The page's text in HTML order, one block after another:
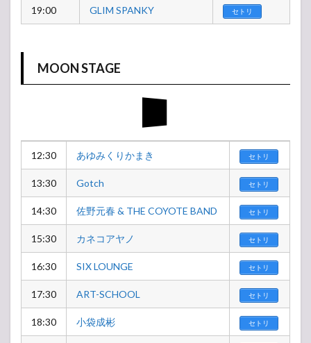
19:00 GLIM SPANKY セトリ
MOON STAGE
12:30 あゆみくりかまき セトリ
13:30 Gotch セトリ
14:30 佐野元春 & THE COYOTE BAND セトリ
15:30 カネコアヤノ セトリ
16:30 SIX LOUNGE セトリ
17:30 ART-SCHOOL セトリ
18:30 小袋成彬 セトリ